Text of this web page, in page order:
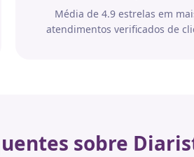
Média de 4.9 estrelas em
atendimentos verificados de
sobre